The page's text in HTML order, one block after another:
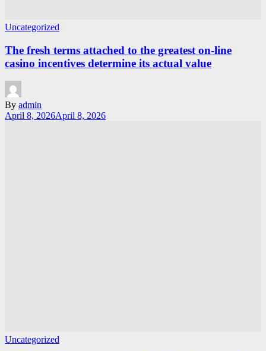
Uncategorized
The fresh terms attached to the greatest on-line
casino incentives determine its actual value
By admin
April 8, 2026April 8, 2026
Uncategorized